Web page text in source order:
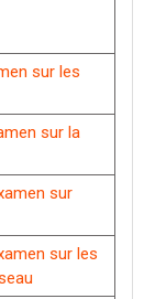
sur les
sur la
sur
sur les